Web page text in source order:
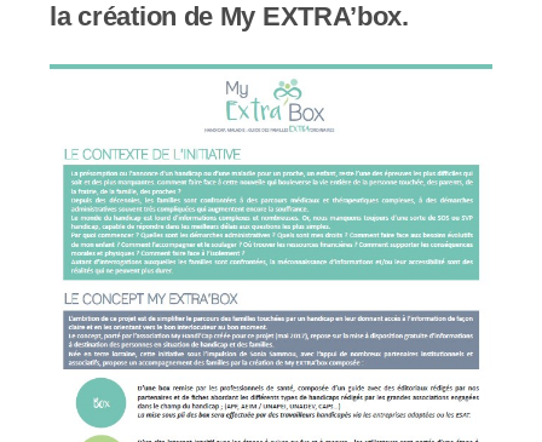
la création de My EXTRA’box.